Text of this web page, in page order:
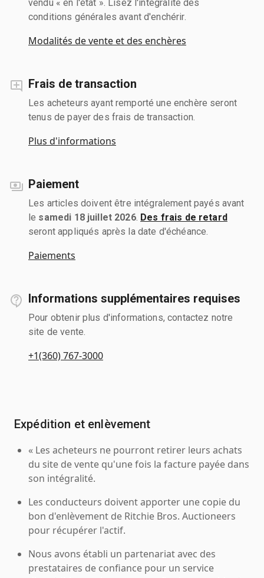
vendu « en l'état ». Lisez l'intégralité des
conditions générales avant d'enchérir.
Modalités de vente et des enchères
Frais de transaction
Les acheteurs ayant remporté une enchère seront
tenus de payer des frais de transaction.
Plus d'informations
Paiement
Les articles doivent être intégralement payés avant
le samedi 18 juillet 2026. Des frais de retard
seront appliqués après la date d'échéance.
Paiements
Informations supplémentaires requises
Pour obtenir plus d'informations, contactez notre
site de vente.
+1(360) 767-3000
Expédition et enlèvement
« Les acheteurs ne pourront retirer leurs achats
du site de vente qu'une fois la facture payée dans
son intégralité.
Les conducteurs doivent apporter une copie du
bon d'enlèvement de Ritchie Bros. Auctioneers
pour récupérer l'actif.
Nous avons établi un partenariat avec des
prestataires de confiance pour un service